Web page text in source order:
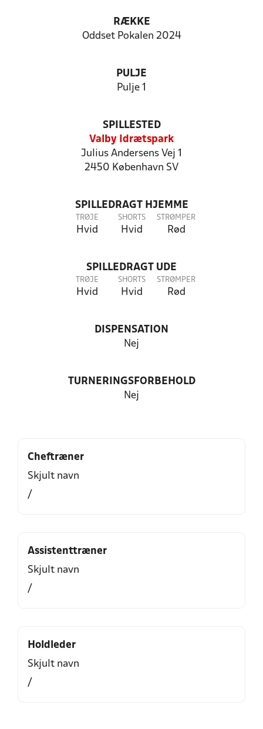
RÆKKE
Oddset Pokalen 2024
PULJE
Pulje 1
SPILLESTED
Valby Idrætspark
Julius Andersens Vej 1
2450 København SV
SPILLEDRAGT HJEMME
TRØJE
Hvid
SHORTS
Hvid
STRØMPER
Rød
SPILLEDRAGT UDE
TRØJE
Hvid
SHORTS
Hvid
STRØMPER
Rød
DISPENSATION
Nej
TURNERINGSFORBEHOLD
Nej
Cheftræner
Skjult navn
/
Assistenttræner
Skjult navn
/
Holdleder
Skjult navn
/